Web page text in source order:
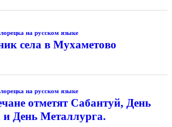
на русском языке
села в Мухаметово
на русском языке
отметят Сабантуй, День
и День Металлурга.